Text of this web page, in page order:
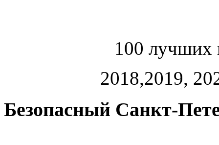
100 лучших
2018,2019,
Безопасный Санкт-